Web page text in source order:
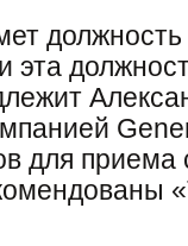
эта
для приема